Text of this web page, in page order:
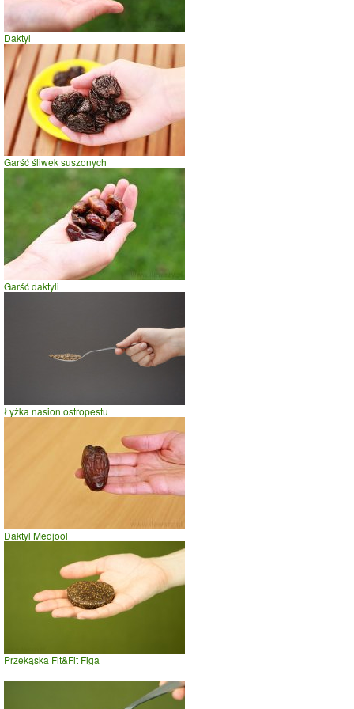
10 rodzynek
Daktyl
Garść śliwek suszonych
Garść daktyli
Łyżka nasion ostropestu
Daktyl Medjool
Przekąska Fit&Fit Figa